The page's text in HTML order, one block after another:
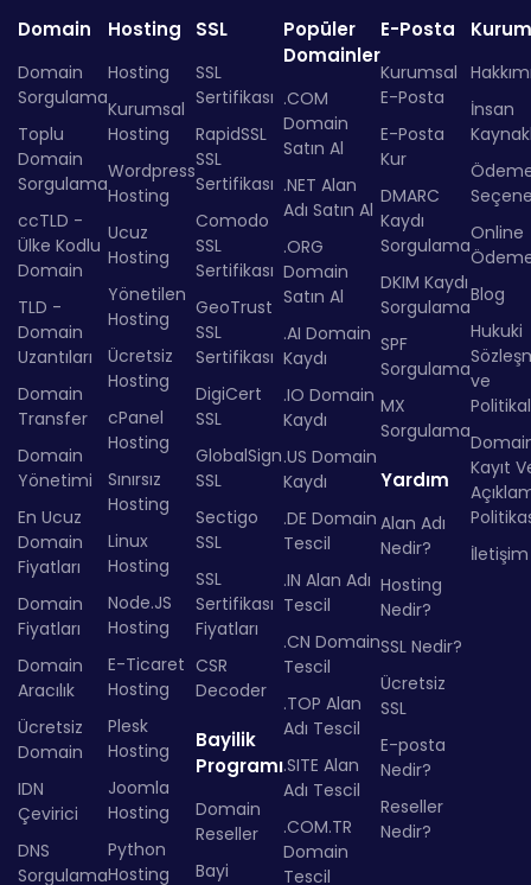
Domain
Domain
Sorgulama
Toplu
Domain
Sorgulama
ccTLD -
Ülke Kodlu
Domain
TLD -
Domain
Uzantıları
Domain
Transfer
Domain
Yönetimi
En Ucuz
Domain
Fiyatları
Domain
Fiyatları
Domain
Aracılık
Ücretsiz
Domain
IDN
Çevirici
DNS
Sorgulama
Hosting
Hosting
Kurumsal
Hosting
Wordpress
Hosting
Ucuz
Hosting
Yönetilen
Hosting
Ücretsiz
Hosting
cPanel
Hosting
Sınırsız
Hosting
Linux
Hosting
Node.JS
Hosting
E-Ticaret
Hosting
Plesk
Hosting
Joomla
Hosting
Python
Hosting
SSL
SSL
Sertifikası
RapidSSL
SSL
Sertifikası
Comodo
SSL
Sertifikası
GeoTrust
SSL
Sertifikası
DigiCert
SSL
GlobalSign
SSL
Sectigo
SSL
SSL
Sertifikası
Fiyatları
CSR
Decoder
Bayilik
Programı
Domain
Reseller
Bayi
Popüler
Domainler
.COM
Domain
Satın Al
.NET Alan
Adı Satın Al
.ORG
Domain
Satın Al
.AI Domain
Kaydı
.IO Domain
Kaydı
.US Domain
Kaydı
.DE Domain
Tescil
.IN Alan Adı
Tescil
.CN Domain
Tescil
.TOP Alan
Adı Tescil
.SITE Alan
Adı Tescil
.COM.TR
Domain
Tescil
E-Posta
Kurumsal
E-Posta
E-Posta
Kur
DMARC
Kaydı
Sorgulama
DKIM Kaydı
Sorgulama
SPF
Sorgulama
MX
Sorgulama
Yardım
Alan Adı
Nedir?
Hosting
Nedir?
SSL Nedir?
Ücretsiz
SSL
E-posta
Nedir?
Reseller
Nedir?
İnsan
Online
Blog
Hukuki
ve
Kayıt
İletişim